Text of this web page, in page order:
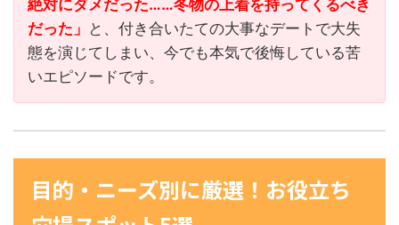
絶対にダメだった……冬物の上着を持ってくるべき
だった」 と、付き合いたての大事なデートで大失
態を演じてしまい、今でも本気で後悔している苦
いエピソードです。
目的・ニーズ別に厳選！お役立ち